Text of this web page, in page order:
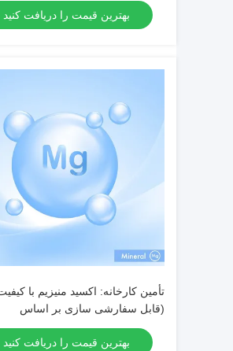
بهترین قیمت را دریافت کنید
تأمین کارخانه: اکسید منیزیم با کیفیت
(قابل سفارشی سازی بر اساس
درخواست) — شماره CAS 1309-48-4
بهترین قیمت را دریافت کنید